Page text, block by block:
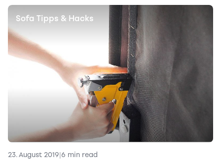
Sofa Tipps & Hacks
23. August 2019|6 min read